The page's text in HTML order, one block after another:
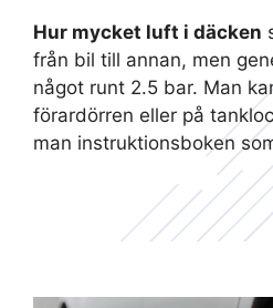
Hur mycket luft i däcken
från bil till annan, men
något runt 2.5 bar. Man
förardörren eller på
man instruktionsboken